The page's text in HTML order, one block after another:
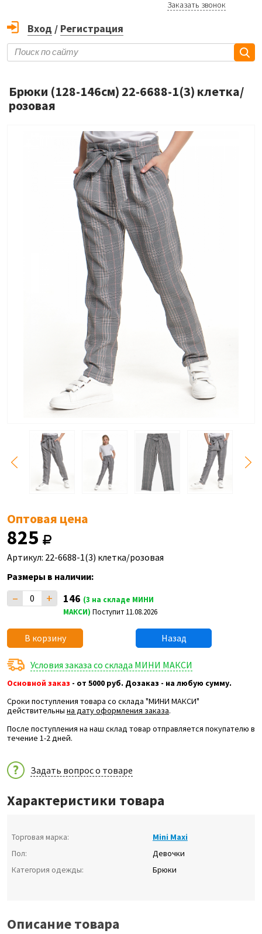
Заказать звонок
Вход / Регистрация
Брюки (128-146см) 22-6688-1(3) клетка/
розовая
Оптовая цена
825
Артикул: 22-6688-1(3) клетка/розовая
Размеры в наличии:
– + 146 (3 на складе МИНИ
МАКСИ) Поступит 11.08.2026
В корзину Назад
Условия заказа со склада МИНИ МАКСИ
Основной заказ - от 5000 руб. Дозаказ - на любую сумму.
Сроки поступления товара со склада "МИНИ МАКСИ"
действительны на дату оформления заказа.
После поступления на наш склад товар отправляется покупателю в
течение 1-2 дней.
Задать вопрос о товаре
Характеристики товара
Торговая марка:
Mini Maxi
Пол:
Девочки
Категория одежды:
Брюки
Описание товара